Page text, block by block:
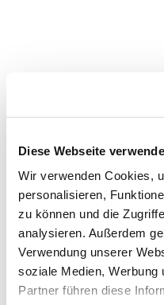
Diese Webseite
Wir verwenden Cookies,
personalisieren,
zu können und die
analysieren. Außerdem
Verwendung unserer
soziale Medien, Werbung
Partner führen diese
Dies